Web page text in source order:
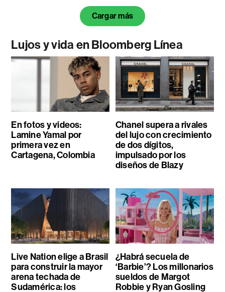
Cargar más
Lujos y vida en Bloomberg Línea
En fotos y videos:
Lamine Yamal por
primera vez en
Cartagena, Colombia
Chanel supera a rivales
del lujo con crecimiento
de dos dígitos,
impulsado por los
diseños de Blazy
Live Nation elige a Brasil
para construir la mayor
arena techada de
Sudamérica: los
¿Habrá secuela de
‘Barbie’? Los millonarios
sueldos de Margot
Robbie y Ryan Gosling